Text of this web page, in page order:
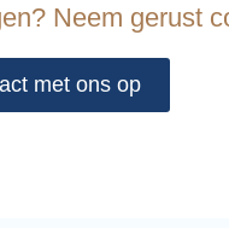
Neem gerust
met ons op